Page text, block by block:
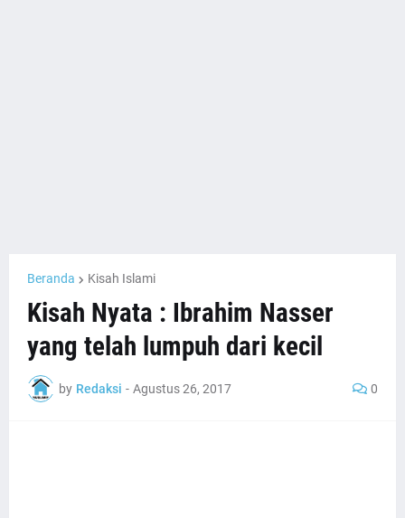
Beranda Kisah Islami
Kisah Nyata : Ibrahim Nasser
yang telah lumpuh dari kecil
by Redaksi - Agustus 26, 2017 0